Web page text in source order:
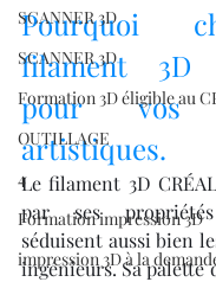
SCANNER 3D
SCANNER 3D
Formation 3D éligible au
OUTILLAGE
4
Formation impression 3D
impression 3D à la
Pourquoi
filament 3D
pour vos
artistiques.
Le filament 3D
par ses
séduisent aussi bien
ingénieurs. Sa palette